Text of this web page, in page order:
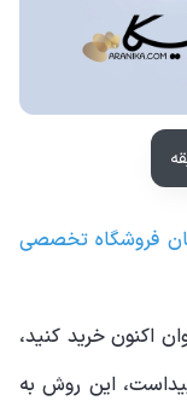
فروشگاه تخصصی
اکنون خرید کنید،
این روش به